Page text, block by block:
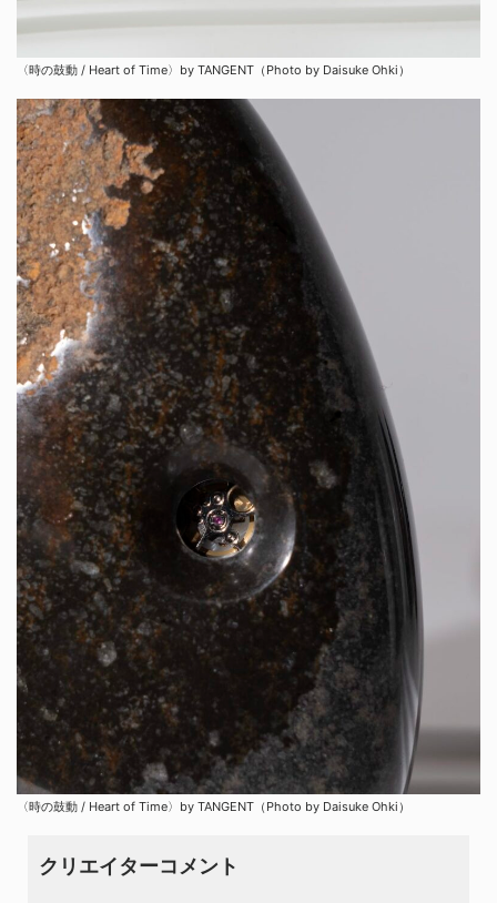
〈時の鼓動 / Heart of Time〉by TANGENT（Photo by Daisuke Ohki）
〈時の鼓動 / Heart of Time〉by TANGENT（Photo by Daisuke Ohki）
クリエイターコメント